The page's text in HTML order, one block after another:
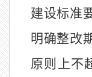
建设标准
明确整改
原则上不